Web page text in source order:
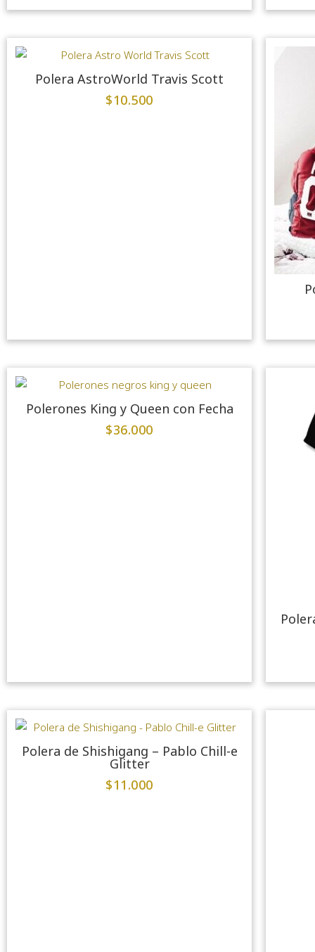
Polera AstroWorld Travis Scott
$10.500
Polerones King y Queen con Fecha
$36.000
Polera de Shishigang – Pablo Chill-e
Glitter
$11.000